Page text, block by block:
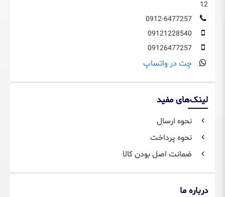
12
چت در واتساپ
لینک‌های مفید
نحوه ارسال
نحوه پرداخت
ضمانت اصل بودن کالا
درباره ما